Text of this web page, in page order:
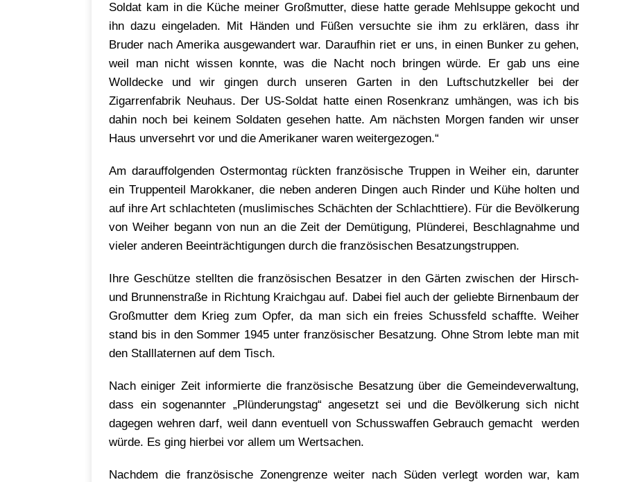
Soldat kam in die Küche meiner Großmutter, diese hatte gerade Mehlsuppe gekocht und
ihn dazu eingeladen. Mit Händen und Füßen versuchte sie ihm zu erklären, dass ihr
Bruder nach Amerika ausgewandert war. Daraufhin riet er uns, in einen Bunker zu gehen,
weil man nicht wissen konnte, was die Nacht noch bringen würde. Er gab uns eine
Wolldecke und wir gingen durch unseren Garten in den Luftschutzkeller bei der
Zigarrenfabrik Neuhaus. Der US-Soldat hatte einen Rosenkranz umhängen, was ich bis
dahin noch bei keinem Soldaten gesehen hatte. Am nächsten Morgen fanden wir unser
Haus unversehrt vor und die Amerikaner waren weitergezogen.“
Am darauffolgenden Ostermontag rückten französische Truppen in Weiher ein, darunter
ein Truppenteil Marokkaner, die neben anderen Dingen auch Rinder und Kühe holten und
auf ihre Art schlachteten (muslimisches Schächten der Schlachttiere). Für die Bevölkerung
von Weiher begann von nun an die Zeit der Demütigung, Plünderei, Beschlagnahme und
vieler anderen Beeinträchtigungen durch die französischen Besatzungstruppen.
Ihre Geschütze stellten die französischen Besatzer in den Gärten zwischen der Hirsch-
und Brunnenstraße in Richtung Kraichgau auf. Dabei fiel auch der geliebte Birnenbaum der
Großmutter dem Krieg zum Opfer, da man sich ein freies Schussfeld schaffte. Weiher
stand bis in den Sommer 1945 unter französischer Besatzung. Ohne Strom lebte man mit
den Stalllaternen auf dem Tisch.
Nach einiger Zeit informierte die französische Besatzung über die Gemeindeverwaltung,
dass ein sogenannter „Plünderungstag“ angesetzt sei und die Bevölkerung sich nicht
dagegen wehren darf, weil dann eventuell von Schusswaffen Gebrauch gemacht werden
würde. Es ging hierbei vor allem um Wertsachen.
Nachdem die französische Zonengrenze weiter nach Süden verlegt worden war, kam